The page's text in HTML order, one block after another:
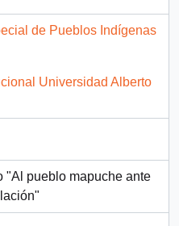
de Pueblos Indígenas
Universidad Alberto
"Al pueblo mapuche ante